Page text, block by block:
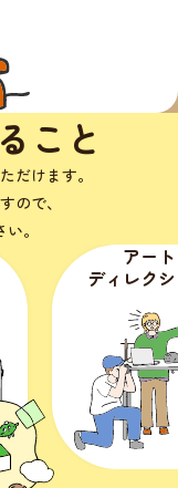
こと
だけます。
ので、
。
アート
ディレクシ